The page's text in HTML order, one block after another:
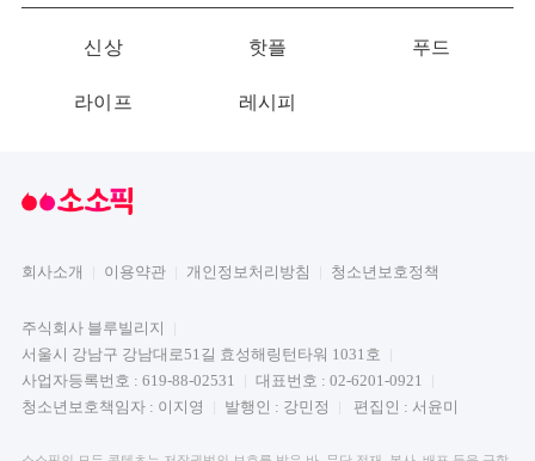
신상 핫플 푸드
라이프 레시피
회사소개 이용약관 개인정보처리방침 청소년보호정책
주식회사 블루빌리지
서울시 강남구 강남대로51길 효성해링턴타워 1031호
사업자등록번호 : 619-88-02531
대표번호 : 02-6201-0921
청소년보호책임자 : 이지영
발행인 : 강민정 편집인 : 서윤미